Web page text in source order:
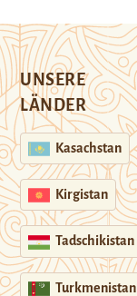
UNSERE
LÄNDER
Kasachstan
Kirgistan
Tadschikistan
Turkmenistan